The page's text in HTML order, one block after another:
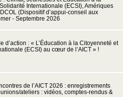
Internationale (ECSI), Amériques
(Dispositif d’appui-conseil aux
- Septembre 2026
d’action : « L’Éducation à la Citoyenneté et
(ECSI) au cœur de l’AICT » !
de l’AICT 2026 : enregistrements
ateliers : vidéos, comptes-rendus &